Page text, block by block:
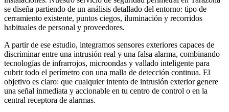
se diseña partiendo de un análisis detallado del entorno: tipo de
cerramiento existente, puntos ciegos, iluminación y recorridos
habituales de personal y proveedores.
A partir de ese estudio, integramos sensores exteriores capaces de
discriminar entre una intrusión real y una falsa alarma, combinando
tecnologías de infrarrojos, microondas y vallado inteligente para
cubrir todo el perímetro con una malla de detección continua. El
objetivo es claro: que cualquier intento de intrusión exterior genere
una señal inmediata y accionable en tu centro de control o en la
central receptora de alarmas.